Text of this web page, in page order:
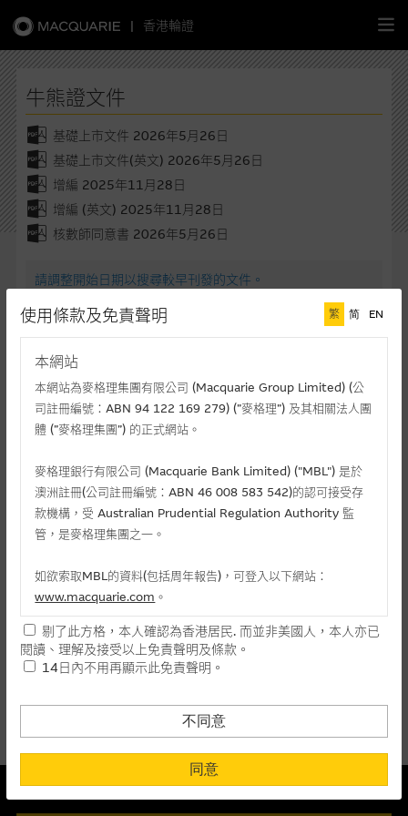
| 香港輪證
主頁
認股證
牛熊證
選股攻略
中資股票專頁
麥格理投資教室
關於我們
牛熊證文件
基礎上市文件 2026年5月26日
基礎上市文件(英文) 2026年5月26日
增編 2025年11月28日
增編 (英文) 2025年11月28日
核數師同意書 2026年5月26日
請調整開始日期以搜尋較早刊發的文件。
開始日 - 結束日
-
牛熊證代號
相關資產名稱 請選擇
公告類型 所有
重設
發放時間
牛熊證代
牛熊證名稱 公告類型 文件
沒有相關資料
使用條款及免責聲明 繁 简 EN
本網站
本網站為麥格理集團有限公司 (Macquarie Group Limited) (公
司註冊編號：ABN 94 122 169 279) (”麥格理”) 及其相關法人團
體 (”麥格理集團”) 的正式網站。
麥格理銀行有限公司 (Macquarie Bank Limited) ("MBL") 是於
澳洲註冊(公司註冊編號：ABN 46 008 583 542)的認可接受存
款機構，受 Australian Prudential Regulation Authority 監
管，是麥格理集團之一。
如欲索取MBL的資料(包括周年報告)，可登入以下網站：
www.macquarie.com 。
本網站所載資料會隨時更改，而不作另行通知，如閣下欲取麥格
理的資料，可直接聯絡本集團職員。
民使用，並不提供或發售予美國人。本網站內容無意要約或唆使
閣下購買證券、基金單位或其他投資工具(不論在參考條款上或在
其他地方)，但清楚表明上述意圖的個別段落則屬例外。
提供網站內容的基準 – 使用時請考慮個人風險
剔了此方格，本人確認為香港居民. 而並非美國人，本人亦已
閱讀、理解及接受以上免責聲明及條款。
14日內不用再顯示此免責聲明。
不同意
同意
本結構性產品並無抵押品